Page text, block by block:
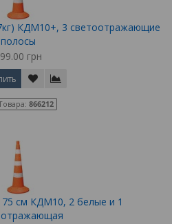
КДМ10+, 3 светоотражающие
полосы
грн
866212
см КДМ10, 2 белые и 1